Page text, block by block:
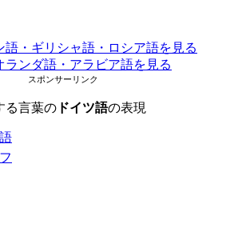
語・ギリシャ語・ロシア語を見る
ランダ語・アラビア語を見る
スポンサーリンク
る言葉の ドイツ語の表現